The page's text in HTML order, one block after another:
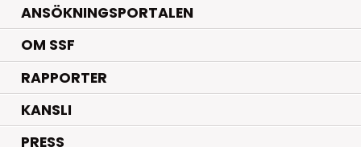
ANSÖKNINGSPORTALEN
OM SSF
RAPPORTER
KANSLI
PRESS